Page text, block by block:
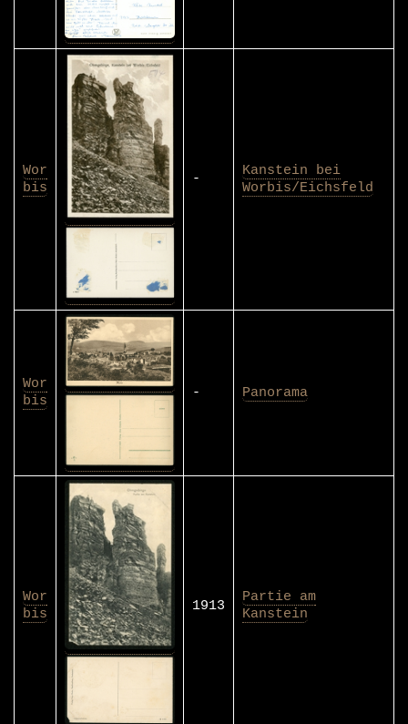
Wor
bis
-
Kanstein bei
Worbis/Eichsfeld
Wor
bis
- Panorama
Wor
bis
1913
Partie am
Kanstein